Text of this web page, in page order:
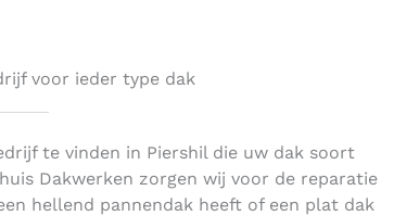
voor ieder type dak
te vinden in Piershil die uw dak soort
Dakwerken zorgen wij voor de reparatie
hellend pannendak heeft of een plat dak